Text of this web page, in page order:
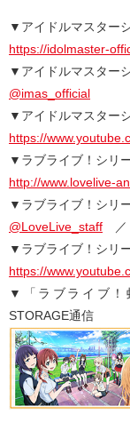
▼アイドルマスター
https://idolmaster-
▼アイドルマスター
@imas_official
▼アイドルマスター
https://
▼ラブライブ！シリ
http://www.lovelive-
▼ラブライブ！シリ
@LoveLive_staff ／
▼ラブライブ！シリ
https://
▼「ラブライブ！
STORAGE通信